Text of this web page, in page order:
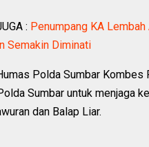
: Penumpang KA
Semakin Diminati
Polda Sumbar
Sumbar untuk menjaga
dan Balap Liar.